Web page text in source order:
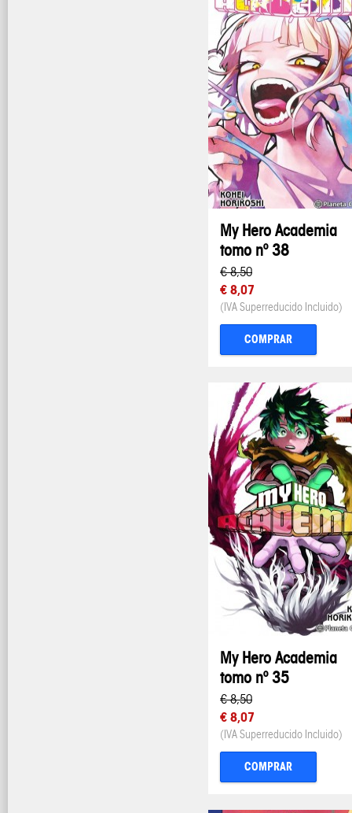
My Hero Academia
tomo nº 38
€ 8,50
€ 8,07
(IVA Superreducido Incluido)
COMPRAR
My Hero Academia
tomo nº 35
€ 8,50
€ 8,07
(IVA Superreducido Incluido)
COMPRAR